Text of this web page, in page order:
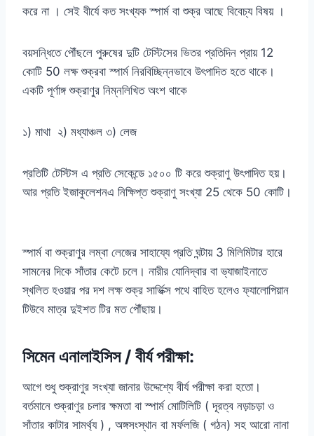
করে না । সেই বীর্যে কত সংখ্যক স্পার্ম বা শুক্র আছে বিবেচ্য বিষয় ।
বয়সন্ধিতে পৌঁছলে পুরুষের দুটি টেস্টিসের ভিতর প্রতিদিন প্রায় 12
কোটি 50 লক্ষ শুক্রবা স্পার্ম নিরবিচ্ছিন্নভাবে উৎপাদিত হতে থাকে।
একটি পূর্ণাঙ্গ শুক্রাণুর নিম্নলিখিত অংশ থাকে
১) মাথা ২) মধ্যাঞ্চল ৩) লেজ
প্রতিটি টেস্টিস এ প্রতি সেকেন্ডে ১৫০০ টি করে শুক্রাণু উৎপাদিত হয়।
আর প্রতি ইজাকুলেশনএ নিক্ষিপ্ত শুক্রাণু সংখ্যা 25 থেকে 50 কোটি।
স্পার্ম বা শুক্রাণুর লম্বা লেজের সাহায্যে প্রতি ঘন্টায় 3 মিলিমিটার হারে
সামনের দিকে সাঁতার কেটে চলে। নারীর যোনিদ্বার বা ভ্যাজাইনাতে
স্খলিত হওয়ার পর দশ লক্ষ শুক্র সার্ভিক্স পথে বাহিত হলেও ফ্যালোপিয়ান
টিউবে মাত্র দুইশত টির মত পৌঁছায়।
সিমেন এনালাইসিস / বীর্য পরীক্ষা:
আগে শুধু শুক্রাণুর সংখ্যা জানার উদ্দেশ্যে বীর্য পরীক্ষা করা হতো।
বর্তমানে শুক্রাণুর চলার ক্ষমতা বা স্পার্ম মোটিলিটি ( দূরত্ব নড়াচড়া ও
সাঁতার কাটার সামর্থ্য ) , অঙ্গসংস্থান বা মর্ফলজি ( গঠন) সহ আরো নানা